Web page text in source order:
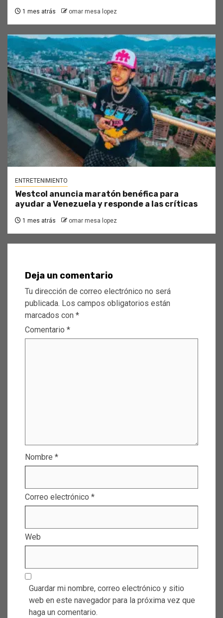
1 mes atrás omar mesa lopez
ENTRETENIMIENTO
Westcol anuncia maratón benéfica para
ayudar a Venezuela y responde a las críticas
1 mes atrás omar mesa lopez
Deja un comentario
Tu dirección de correo electrónico no será
publicada. Los campos obligatorios están
marcados con *
Comentario *
Nombre *
Correo electrónico *
Web
Guardar mi nombre, correo electrónico y sitio
web en este navegador para la próxima vez que
haga un comentario.